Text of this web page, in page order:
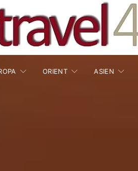
ORIENT ASIEN